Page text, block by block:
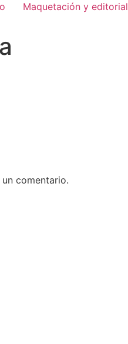
Maquetación y editorial
comentario.